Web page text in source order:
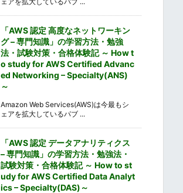
「AWS 認定 高度なネットワーキン
グ – 専門知識」の学習方法・勉強
法・試験対策・合格体験記 ～ How t
o study for AWS Certified Advanc
ed Networking – Specialty(ANS)
～
Amazon Web Services(AWS)は今最もシ
ェアを拡大しているパブ ...
「AWS 認定 データアナリティクス
– 専門知識」の学習方法・勉強法・
試験対策・合格体験記 ～ How to st
udy for AWS Certified Data Analyt
ics – Specialty(DAS)～